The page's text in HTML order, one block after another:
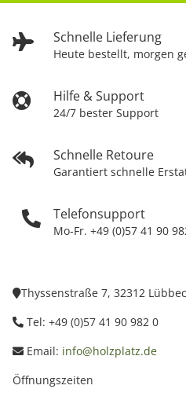
Schnelle Lieferung
Heute bestellt, morgen
Hilfe & Support
24/7 bester Support
Schnelle Retoure
Garantiert schnelle
Telefonsupport
Mo-Fr. +49 (0)57 41 90
Thyssenstraße 7, 32312
Tel: +49 (0)57 41 90 982 0
Email: info@holzplatz.de
Öffnungszeiten